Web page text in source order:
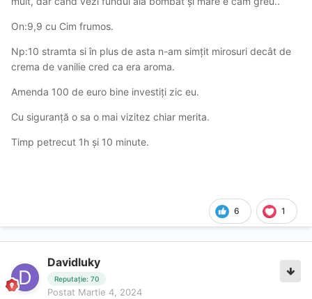
On:9,9 cu Cim frumos.
Np:10 stramta si în plus de asta n-am simțit mirosuri decât de
crema de vanilie cred ca era aroma.
Amenda 100 de euro bine investiți zic eu.
Cu siguranță o sa o mai vizitez chiar merita.
Timp petrecut 1h și 10 minute.
6 1
Davidluky
Reputație: 70
Postat Martie 4, 2024